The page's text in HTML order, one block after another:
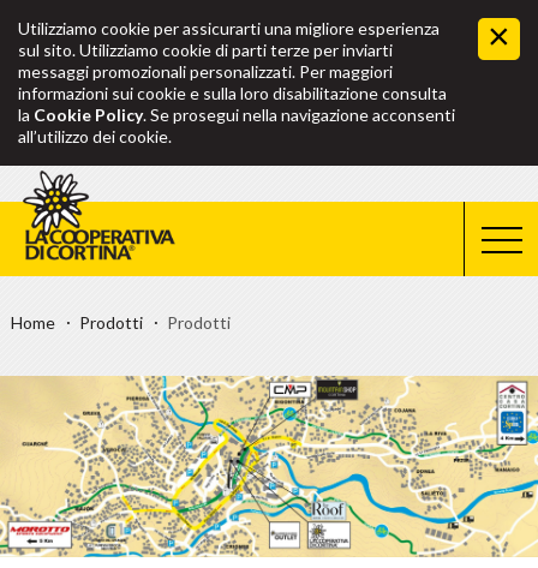
Utilizziamo cookie per assicurarti una migliore esperienza
sul sito. Utilizziamo cookie di parti terze per inviarti
messaggi promozionali personalizzati. Per maggiori
informazioni sui cookie e sulla loro disabilitazione consulta
la Cookie Policy. Se prosegui nella navigazione acconsenti
all’utilizzo dei cookie.
Home Prodotti Prodotti